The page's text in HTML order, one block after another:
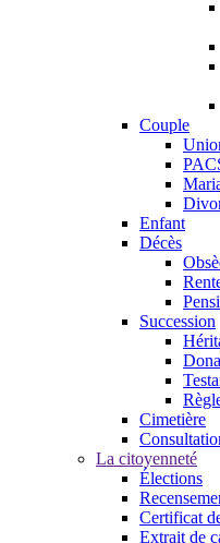
Couple
Enfant
Décès
Succession
Cimetière
La citoyenneté
Élections
Certificat
Extrait de